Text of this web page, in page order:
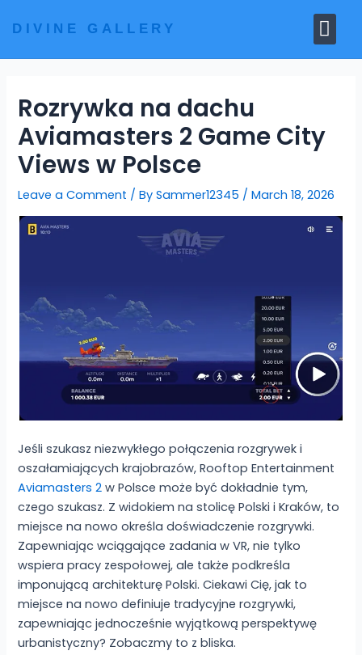
DIVINE GALLERY
Rozrywka na dachu
Aviamasters 2 Game City
Views w Polsce
Leave a Comment / BySammer12345 /March 18, 2026
Jeśli szukasz niezwykłego połączenia rozgrywek i
oszałamiających krajobrazów, Rooftop Entertainment
Aviamasters 2 w Polsce może być dokładnie tym,
czego szukasz. Z widokiem na stolicę Polski i Kraków, to
miejsce na nowo określa doświadczenie rozgrywki.
Zapewniając wciągające zadania w VR, nie tylko
wspiera pracy zespołowej, ale także podkreśla
imponującą architekturę Polski. Ciekawi Cię, jak to
miejsce na nowo definiuje tradycyjne rozgrywki,
zapewniając jednocześnie wyjątkową perspektywę
urbanistyczny? Zobaczmy to z bliska.